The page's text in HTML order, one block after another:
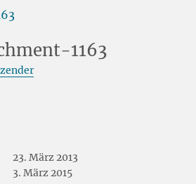
1163
23. März 2013
3. März 2015